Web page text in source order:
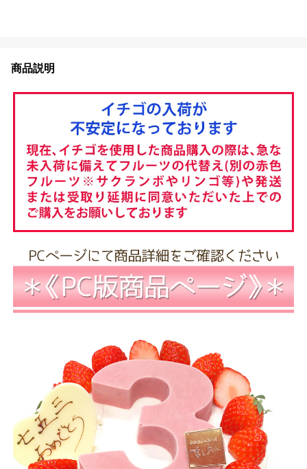
商品説明